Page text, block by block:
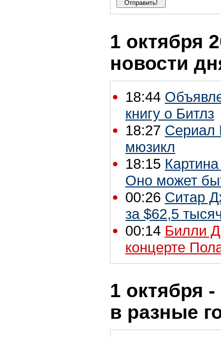
1 октября
новости
18:44
книгу о Битлз
18:27 Сериал
мюзикл
18:15
Оно может
00:26 Ситар
за $62,5
00:14 Билли
концерте
1 октября
в разные